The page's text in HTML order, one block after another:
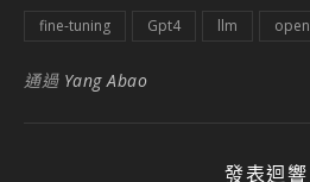
fine-tuning Gpt4 llm
通過 Yang Abao
發表迴響